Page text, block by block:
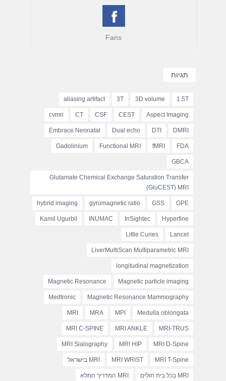
Fans
תגיות
1.5T
3D volume
3T
aliasing artifact
Aspect Imaging
CEST
CSF
CT
cvmri
DMRI
DTI
Dual echo
Embrace Neonatal
FDA
fMRI
Functional MRI
Gadolinium
GBCA
Glutamate Chemical Exchange Saturation Transfer
(GluCEST) MRI
GPE
GSS
gyromagnetic ratio
hybrid imaging
Hyperfine
InSightec
INUMAC
Kamil Ugurbil
Lancet
Little Curies
LiverMultiScan Multiparametric MRI
longitudinal magnetization
Magnetic particle imaging
Magnetic Resonance
Magnetic Resonance Mammography
Medtronic
Medulla oblongata
MPI
MRA
MRI
MRI-TRUS
MRI ANKLE
MRI C-SPINE
MRI D-Spine
MRI HIP
MRI Sialography
MRI T-Spine
MRI WRIST MRI בישראל
MRI בכל בית חולים MRI המדריך המלא